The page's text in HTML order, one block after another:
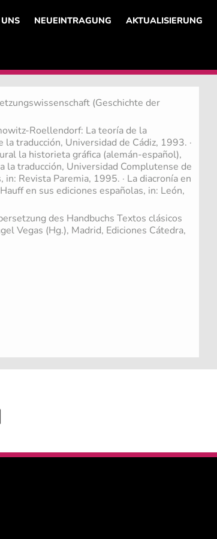
NEUEINTRAGUNG AKTUALISIERUNG
(Geschichte der
Roellendorf: La teoría de la
traducción, Universidad de Cádiz, 1993. ·
la historieta gráfica (alemán-español),
la traducción, Universidad Complutense de
Revista Paremia, 1995. · La diacronía en
en sus ediciones españolas, in: León,
des Handbuchs Textos clásicos
Vegas (Hg.), Madrid, Ediciones Cátedra,